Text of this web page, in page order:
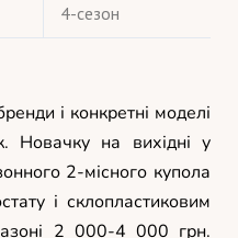
4-сезон
і конкретні моделі
Новачку на вихідні у
2-місного купола
і склопластиковим
2 000-4 000 грн.